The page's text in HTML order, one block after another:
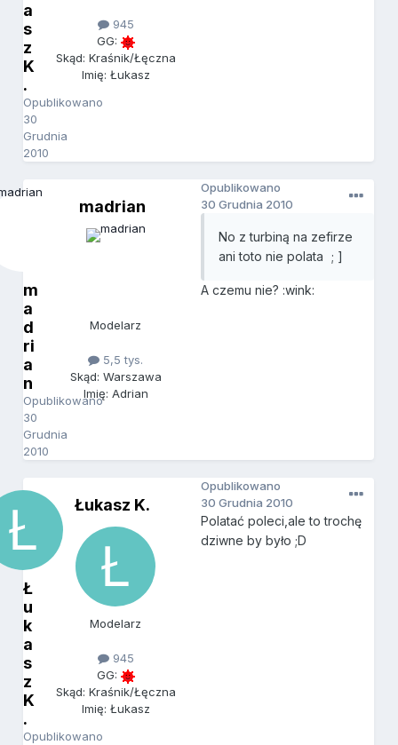
a
s
z
K
.
Opublikowano
30
Grudnia
2010
945
GG:
Skąd: Kraśnik/Łęczna
Imię: Łukasz
m
a
d
ri
a
n
Opublikowano
30
Grudnia
2010
madrian
Modelarz
5,5 tys.
Skąd: Warszawa
Imię: Adrian
Opublikowano
30 Grudnia 2010
No z turbiną na zefirze
ani toto nie polata
; ]
A czemu nie? :wink:
Ł
u
k
a
s
z
K
.
Opublikowano
Łukasz K.
Modelarz
945
GG:
Skąd: Kraśnik/Łęczna
Imię: Łukasz
Opublikowano
30 Grudnia 2010
Polatać poleci,ale to trochę
dziwne by było ;D